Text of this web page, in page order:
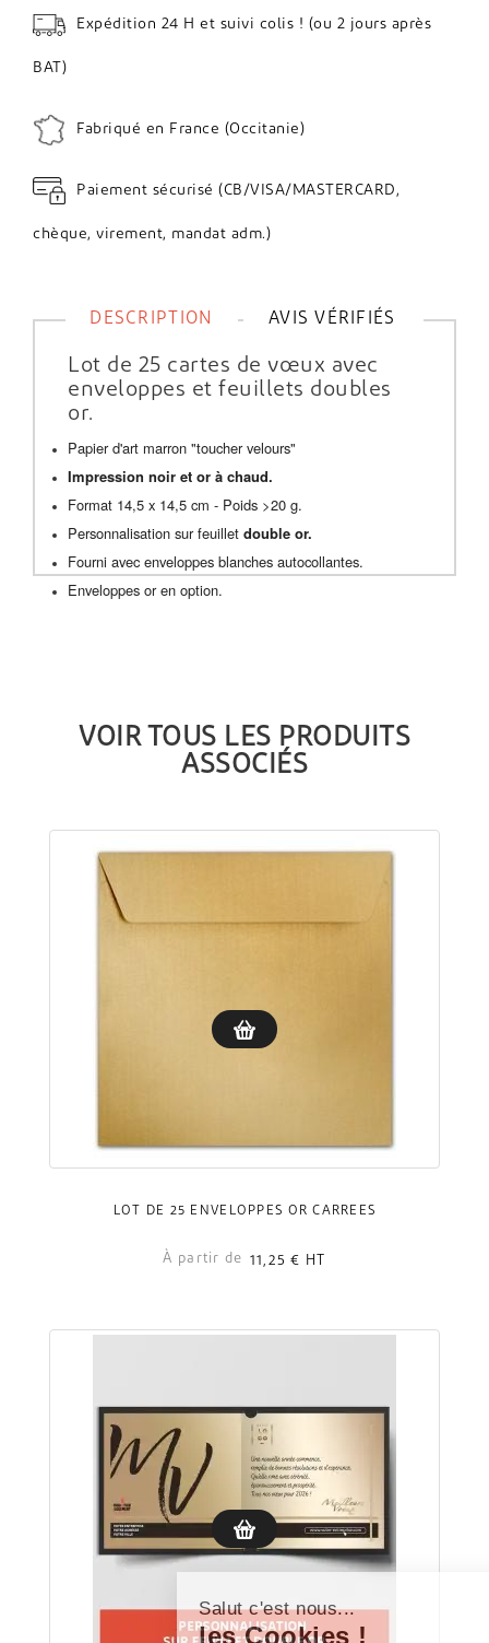
Salut c'est nous...
les Cookies !
Expédition 24 H et suivi colis ! (ou 2 jours après
BAT)
Fabriqué en France (Occitanie)
Paiement sécurisé (CB/VISA/MASTERCARD,
chèque, virement, mandat adm.)
DESCRIPTION AVIS VÉRIFIÉS
Lot de 25 cartes de vœux avec
enveloppes et feuillets doubles
or.
Papier d'art marron "toucher velours"
Impression noir et or à chaud.
Format 14,5 x 14,5 cm - Poids >20 g.
Personnalisation sur feuillet double or.
Fourni avec enveloppes blanches autocollantes.
Enveloppes or en option.
VOIR TOUS LES PRODUITS
ASSOCIÉS
LOT DE 25 ENVELOPPES OR CARRÉES
À partir de 11,25 € HT